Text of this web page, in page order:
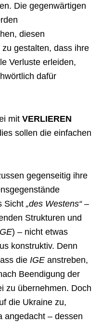
Die gegenwärtigen
diesen
gestalten, dass ihre
Verluste erleiden,
dafür
mit VERLIEREN
sollen die einfachen
gegenseitig ihre
Sicht „des Westens“–
Strukturen und
) – nicht etwas
konstruktiv. Denn
die IGE anstreben,
Beendigung der
zu übernehmen. Doch
die Ukraine zu,
angedacht – dessen